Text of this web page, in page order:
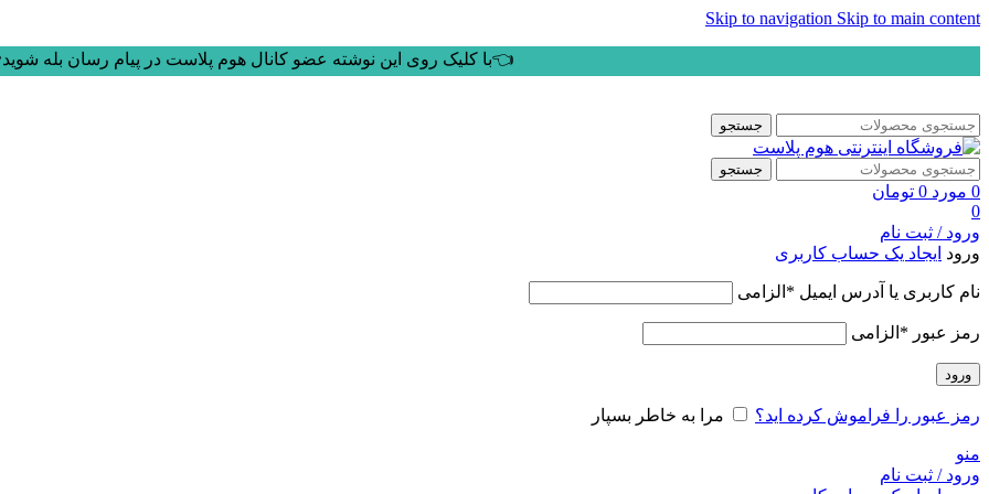
Skip to navigation Skip to main content
👈با کلیک روی این نوشته عضو کانال هوم پلاست در پیام رسان بله
جستجو
جستجو
0 مورد 0 تومان
0
ورود / ثبت نام
ورود ایجاد یک حساب کاربری
نام کاربری یا آدرس ایمیل * الزامی
رمز عبور * الزامی
ورود
رمز عبور را فراموش کرده اید؟ مرا به خاطر بسپار
منو
ورود / ثبت نام